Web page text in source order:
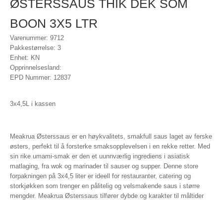
ØSTERSSAUS THIK DEK SOM
BOON 3X5 LTR
Varenummer: 9712
Pakkestørrelse: 3
Enhet: KN
Opprinnelsesland:
EPD Nummer: 12837
3x4,5L i kassen
Meakrua Østerssaus er en høykvalitets, smakfull saus laget av ferske
østers, perfekt til å forsterke smaksopplevelsen i en rekke retter. Med
sin rike umami-smak er den et uunnværlig ingrediens i asiatisk
matlaging, fra wok og marinader til sauser og supper. Denne store
forpakningen på 3x4,5 liter er ideell for restauranter, catering og
storkjøkken som trenger en pålitelig og velsmakende saus i større
mengder. Meakrua Østerssaus tilfører dybde og karakter til måltider